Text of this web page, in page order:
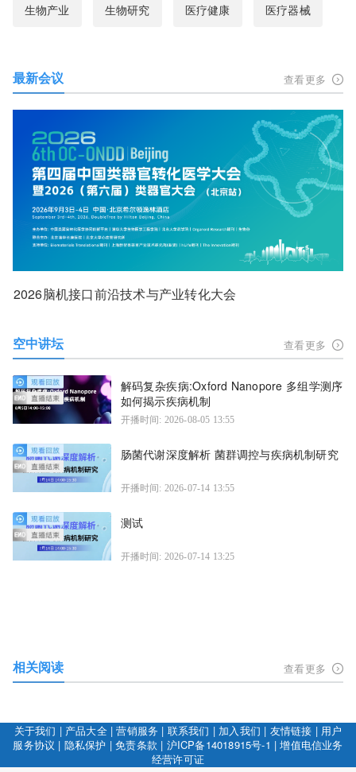
生物产业 生物研究 医疗健康 医疗器械
最新会议 查看更多
2026脑机接口前沿技术与产业转化大会
空中讲坛 查看更多
解码复杂疾病:Oxford Nanopore 多组学测序
如何揭示疾病机制
开播时间: 2026-08-05 13:55
肠菌代谢深度解析 菌群调控与疾病机制研究
开播时间: 2026-07-14 13:55
测试
开播时间: 2026-07-14 13:25
相关阅读 查看更多
关于我们 | 产品大全|营销服务 | 联系我们 | 加入我们 | 友情链接 | 用户
服务协议 | 隐私保护 |免责条款 | 沪ICP备14018915号-1 |增值电信业务
经营许可证